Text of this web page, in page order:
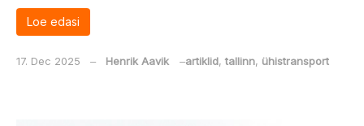
Loe edasi
17. Dec 2025 ‒ Henrik Aavik ‒artiklid, tallinn, ühistransport